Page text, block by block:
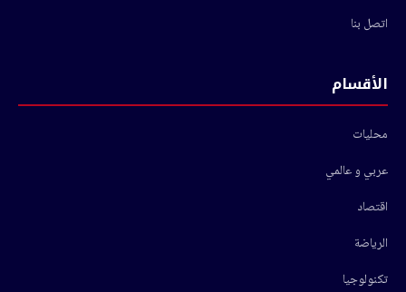
اتصل بنا
الأقسام
محليات
عربي و عالمي
اقتصاد
الرياضة
تكنولوجيا